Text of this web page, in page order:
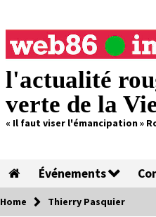
l'actualité
verte de la
« Il faut viser l'émancipation »
Événements
Home Thierry Pasquier